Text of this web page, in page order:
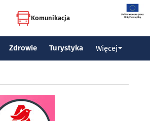
Komunikacja
Zdrowie Turystyka Więcej